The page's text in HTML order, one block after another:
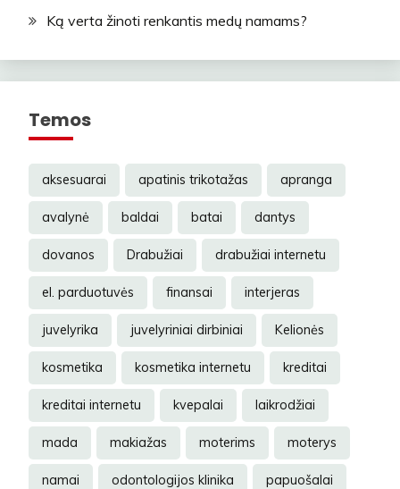
Ką verta žinoti renkantis medų namams?
Temos
aksesuarai apatinis trikotažas apranga
avalynė baldai batai dantys
dovanos Drabužiai drabužiai internetu
el. parduotuvės finansai interjeras
juvelyrika juvelyriniai dirbiniai Kelionės
kosmetika kosmetika internetu kreditai
kreditai internetu kvepalai laikrodžiai
mada makiažas moterims moterys
namai odontologijos klinika papuošalai